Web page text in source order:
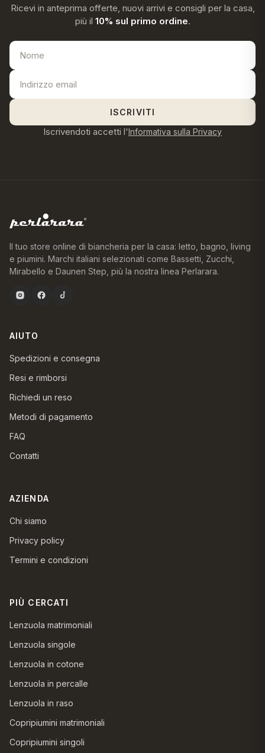
Ricevi in anteprima offerte, nuovi arrivi e consigli per la casa,
più il 10% sul primo ordine.
ISCRIVITI
Iscrivendoti accetti l'Informativa sulla Privacy
Il tuo store online di biancheria per la casa: letto, bagno, living
e piumini. Marchi italiani selezionati come Bassetti, Zucchi,
Mirabello e Daunen Step, più la nostra linea Perlarara.
AIUTO
Spedizioni e consegna
Resi e rimborsi
Richiedi un reso
Metodi di pagamento
FAQ
Contatti
AZIENDA
Chi siamo
Privacy policy
Termini e condizioni
PIÙ CERCATI
Lenzuola matrimoniali
Lenzuola singole
Lenzuola in cotone
Lenzuola in percalle
Lenzuola in raso
Copripiumini matrimoniali
Copripiumini singoli